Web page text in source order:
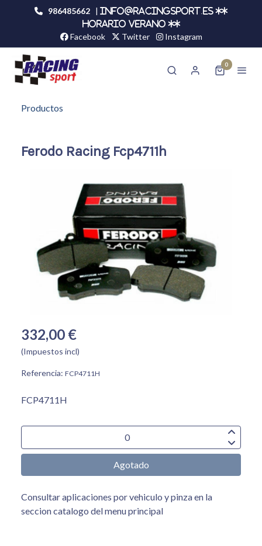
986485662 |
info@racingsport.es **
HORARIO VERANO **
Facebook Twitter Instagram
0
Productos
Ferodo Racing Fcp4711h
332,00 €
(Impuestos incl)
Referencia: FCP4711H
FCP4711H
Agotado
Consultar aplicaciones por vehiculo y pinza en la
seccion catalogo del menu principal